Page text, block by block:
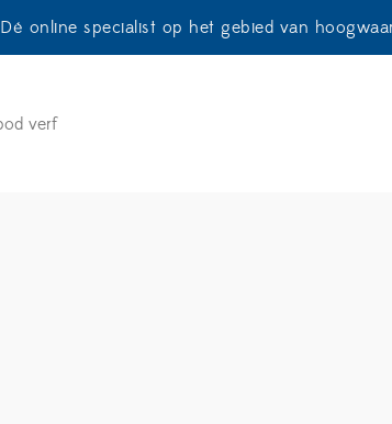
Dé online specialist op het gebied van